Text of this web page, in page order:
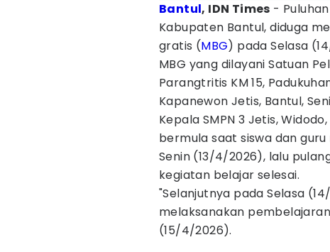
Bantul, IDN Times -
Kabupaten Bantul, diduga
gratis (MBG) pada Selasa
MBG yang dilayani Satuan
Parangtritis KM 15,
Kapanewon Jetis, Bantul,
Kepala SMPN 3 Jetis,
bermula saat siswa dan
Senin (13/4/2026), lalu
kegiatan belajar selesai.
‎"Selanjutnya pada Selasa
melaksanakan
(15/4/2026).